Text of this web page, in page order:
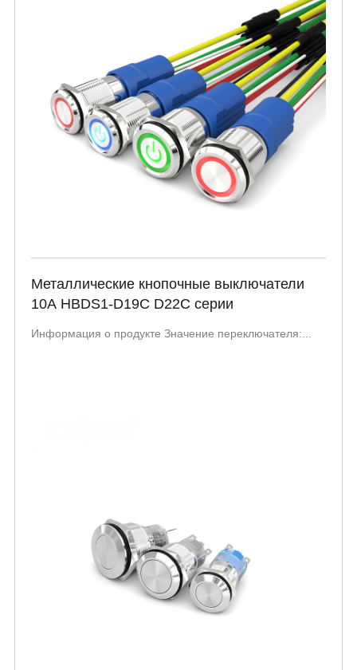
Металлические кнопочные выключатели
10А HBDS1-D19C D22C серии
Информация о продукте Значение переключателя:...